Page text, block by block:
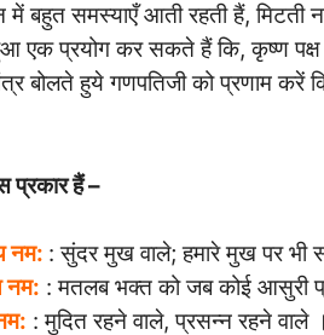
में बहुत समस्याएँ आती रहती हैं,
एक प्रयोग कर सकते हैं कि, कृष्ण पक्ष
बोलते हुये गणपतिजी को प्रणाम करें
प्रकार हैं –
नम: : सुंदर मुख वाले; हमारे मुख पर भी
नम: : मतलब भक्त को जब कोई आसुरी
: मुदित रहने वाले, प्रसन्न रहने